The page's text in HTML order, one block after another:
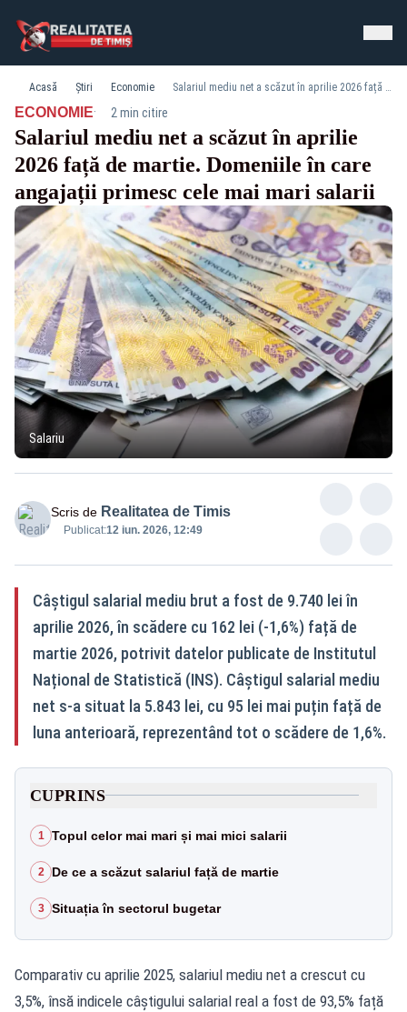
Acasă Știri Economie Salariul mediu net a scăzut în aprilie 2026 față de martie. Domeniile în care angajații primesc cele mai mari salarii
ECONOMIE· 2 min citire
Salariul mediu net a scăzut în aprilie
2026 față de martie. Domeniile în care
angajații primesc cele mai mari salarii
Salariu
Scris de Realitatea de Timis
Publicat:12 iun. 2026, 12:49
Câștigul salarial mediu brut a fost de 9.740 lei în
aprilie 2026, în scădere cu 162 lei (-1,6%) față de
martie 2026, potrivit datelor publicate de Institutul
Național de Statistică (INS). Câștigul salarial mediu
net s-a situat la 5.843 lei, cu 95 lei mai puțin față de
luna anterioară, reprezentând tot o scădere de 1,6%.
CUPRINS
1 Topul celor mai mari și mai mici salarii
2 De ce a scăzut salariul față de martie
3 Situația în sectorul bugetar
Comparativ cu aprilie 2025, salariul mediu net a crescut cu
3,5%, însă indicele câștigului salarial real a fost de 93,5% față